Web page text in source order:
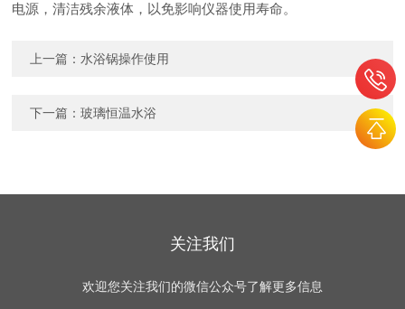
电源，清洁残余液体，以免影响仪器使用寿命。
上一篇： 水浴锅操作使用
下一篇：玻璃恒温水浴
关注我们
欢迎您关注我们的微信公众号了解更多信息